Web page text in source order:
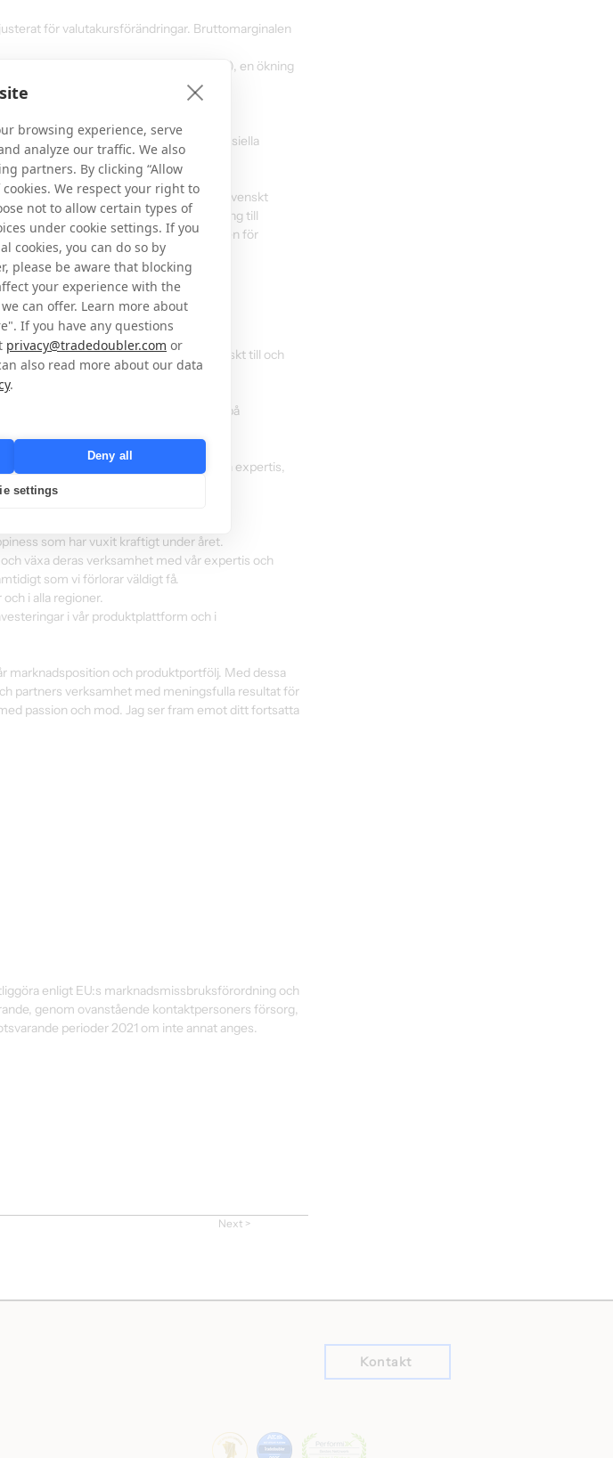
för valutakursförändringar. Bruttomarginalen
poster uppgick till 188 Mkr (155), en ökning
uppgick EBITDA till 56 MSEK (47).
uppgick till 23 Mkr (22).
av kassa och räntebärande finansiella
uppgick till -15 MSEK (-37).
Onbaz, ett svenskt
Onbaz kommer att ge gruppen tillgång till
produkter inom den växande marknaden för
kvartalen och den accelererade faktiskt till och
och EBITDA var 18 Mkr, alla siffror på
är Tradedoublers produktportfölj och expertis,
och teknologi med affiliate-
som har vuxit kraftigt under året.
växa deras verksamhet med vår expertis och
som vi förlorar väldigt få.
i alla regioner.
i vår produktplattform och i
marknadsposition och produktportfölj. Med dessa
partners verksamhet med meningsfulla resultat för
passion och mod. Jag ser fram emot ditt fortsatta
enligt EU:s marknadsmissbruksförordning och
genom ovanstående kontaktpersoners försorg,
perioder 2021 om inte annat anges.
Next >
Kontakt
browsing experience, serve
analyze our traffic. We also
partners. By clicking “Allow
We respect your right to
not to allow certain types of
under cookie settings. If you
cookies, you can do so by
please be aware that blocking
your experience with the
can offer. Learn more about
If you have any questions
privacy@tradedoubler.com or
also read more about our data
.
Deny all
settings